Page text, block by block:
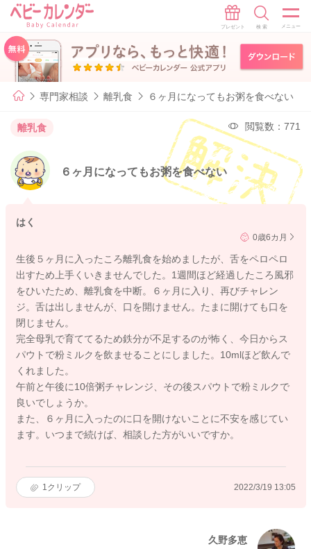
専門家相談 離乳食 ６ヶ月になってもお粥を食べない
離乳食 閲覧数：771
６ヶ月になってもお粥を食べない
はく
0歳6カ月
生後５ヶ月に入ったころ離乳食を始めましたが、舌をペロペロ
出すため上手くいきませんでした。1週間ほど経過したころ風邪
をひいたため、離乳食を中断。６ヶ月に入り、再びチャレン
ジ。舌は出しませんが、口を開けません。たまに開けても口を
閉じません。
完全母乳で育ててるため鉄分が不足するのが怖く、今日からス
パウトで粉ミルクを飲ませることにしました。10mlほど飲んで
くれました。
午前と午後に10倍粥チャレンジ、その後スパウトで粉ミルクで
良いでしょうか。
また、６ヶ月に入ったのに口を開けないことに不安を感じてい
ます。いつまで続けば、相談した方がいいですか。
1 クリップ 2022/3/19 13:05
久野多恵